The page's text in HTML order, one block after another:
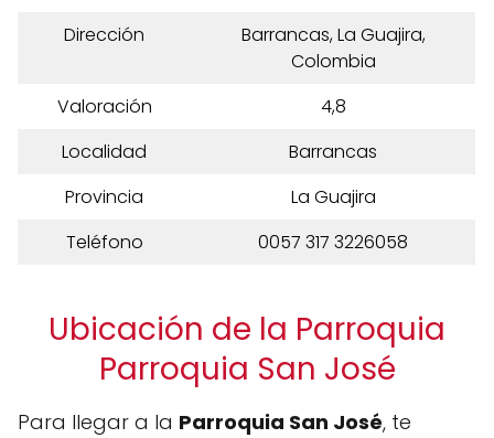
Dirección
Barrancas, La Guajira,
Colombia
Valoración
4,8
Localidad
Barrancas
Provincia
La Guajira
Teléfono
0057 317 3226058
Ubicación de la Parroquia
Parroquia San José
Para llegar a la Parroquia San José, te